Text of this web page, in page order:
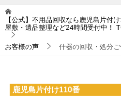
【公式】不用品回収なら鹿児島片付
屋敷・遺品整理など24時間受付中！
お客様の声 什器の回収・処分
鹿児島片付け110番